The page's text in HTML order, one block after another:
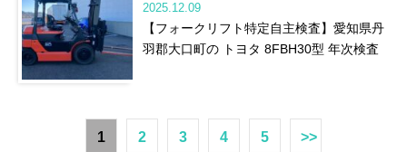
2025.12.09
【フォークリフト特定自主検査】愛知県丹
羽郡大口町の トヨタ 8FBH30型 年次検査
1 2 3 4 5 >>